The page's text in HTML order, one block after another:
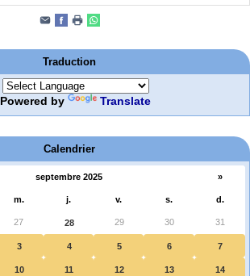
Traduction
Powered by Translate
Calendrier
septembre 2025 »
m. j. v. s. d.
27 28 29 30 31
3 4 5 6 7
10 11 12 13 14